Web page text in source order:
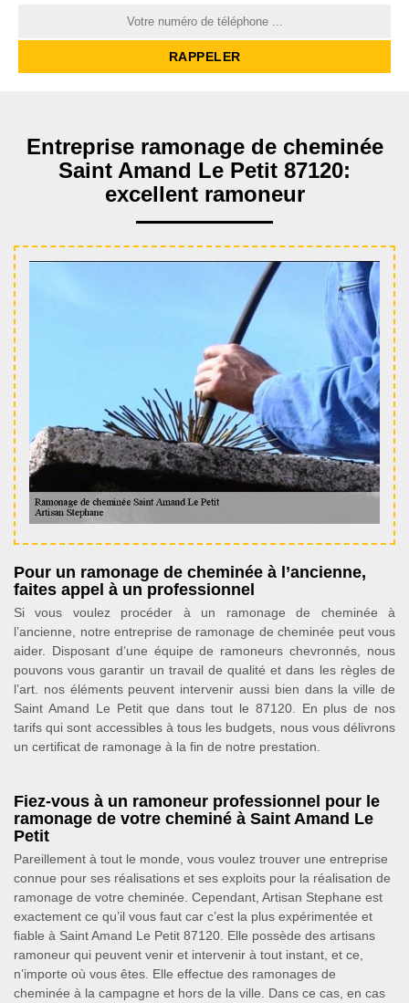
Entreprise ramonage de cheminée
Saint Amand Le Petit 87120:
excellent ramoneur
Pour un ramonage de cheminée à l’ancienne,
faites appel à un professionnel
Si vous voulez procéder à un ramonage de cheminée à
l’ancienne, notre entreprise de ramonage de cheminée peut vous
aider. Disposant d’une équipe de ramoneurs chevronnés, nous
pouvons vous garantir un travail de qualité et dans les règles de
l’art. nos éléments peuvent intervenir aussi bien dans la ville de
Saint Amand Le Petit que dans tout le 87120. En plus de nos
tarifs qui sont accessibles à tous les budgets, nous vous délivrons
un certificat de ramonage à la fin de notre prestation.
Fiez-vous à un ramoneur professionnel pour le
ramonage de votre cheminé à Saint Amand Le
Petit
Pareillement à tout le monde, vous voulez trouver une entreprise
connue pour ses réalisations et ses exploits pour la réalisation de
ramonage de votre cheminée. Cependant, Artisan Stephane est
exactement ce qu’il vous faut car c’est la plus expérimentée et
fiable à Saint Amand Le Petit 87120. Elle possède des artisans
ramoneur qui peuvent venir et intervenir à tout instant, et ce,
n’importe où vous êtes. Elle effectue des ramonages de
cheminée à la campagne et hors de la ville. Dans ce cas, en cas